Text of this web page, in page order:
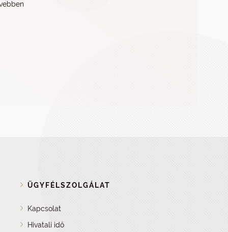
ÜGYFÉLSZOLGÁLAT
Kapcsolat
Hivatali idő